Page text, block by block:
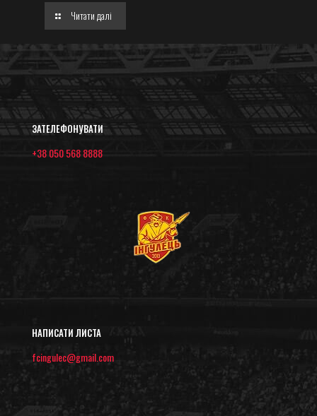
Читати далі
ЗАТЕЛЕФОНУВАТИ
+38 050 568 8888
НАПИСАТИ ЛИСТА
fcingulec@gmail.com